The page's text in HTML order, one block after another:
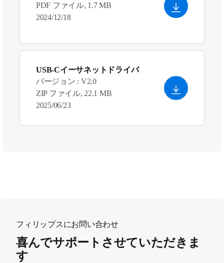
PDF ファイル, 1.7 MB
2024/12/18
USB-Cイーサネットドライバ
バージョン : V2.0
ZIP ファイル, 22.1 MB
2025/06/23
フィリップスにお問い合わせ
喜んでサポートさせていただきま
す